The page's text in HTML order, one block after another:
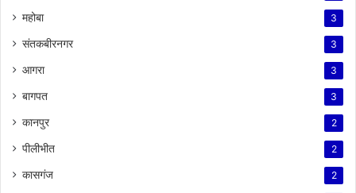
महोबा 3
संतकबीरनगर 3
आगरा 3
बागपत 3
कानपुर 2
पीलीभीत 2
कासगंज 2